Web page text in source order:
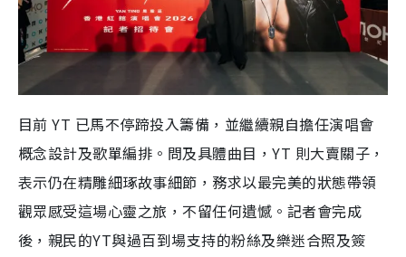
目前 YT 已馬不停蹄投入籌備，並繼續親自擔任演唱會
概念設計及歌單編排。問及具體曲目，YT 則大賣關子，
表示仍在精雕細琢故事細節，務求以最完美的狀態帶領
觀眾感受這場心靈之旅，不留任何遺憾。記者會完成
後，親民的YT與過百到場支持的粉絲及樂迷合照及簽